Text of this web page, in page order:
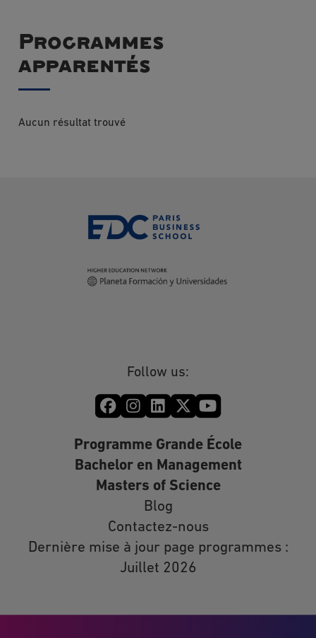
Programmes
apparentés
Aucun résultat trouvé
Follow us:
Programme Grande École
Bachelor en Management
Masters of Science
Blog
Contactez-nous
Dernière mise à jour page programmes :
Juillet 2026